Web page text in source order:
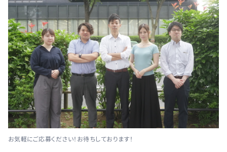
お気軽にご応募ください！お待ちしております！